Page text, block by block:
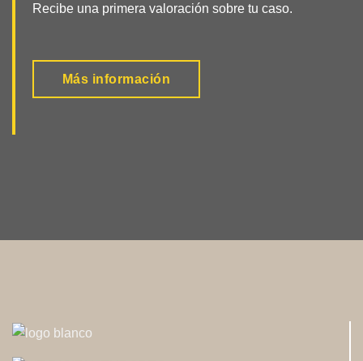
Recibe una primera valoración sobre tu caso.
Más información